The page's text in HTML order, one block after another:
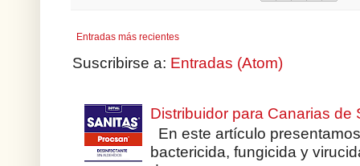
Entradas más recientes
Suscribirse a: Entradas (Atom)
Distribuidor para Canarias de
En este artículo
bactericida, fungicida y